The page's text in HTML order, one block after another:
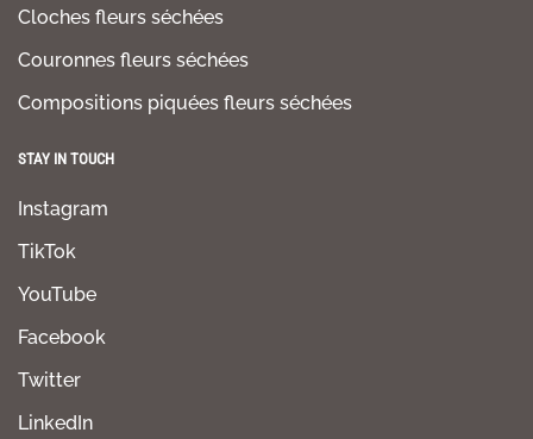
Cloches fleurs séchées
Couronnes fleurs séchées
Compositions piquées fleurs séchées
STAY IN TOUCH
Instagram
TikTok
YouTube
Facebook
Twitter
LinkedIn